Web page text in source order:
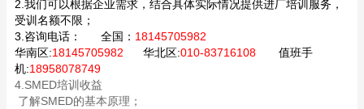
2.我们可以根据企业需求，结合具体实际情况提供进厂培训服务，
受训名额不限；
3.咨询电话：
全国： 18145705982
华南区:18145705982 华北区:010-83716108 值班手
机:18958078749
4.SMED培训收益
了解SMED的基本原理；